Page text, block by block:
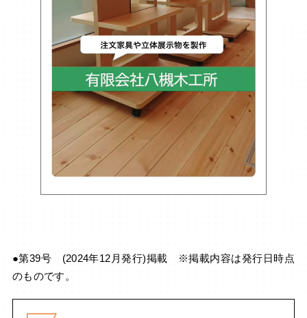
●第39号 (2024年12月発行)掲載 ※掲載内容は発行日時点
のものです。